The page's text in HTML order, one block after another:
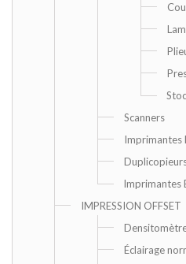
Scanners
Imprimantes
Imprimantes
IMPRESSION OFFSET
Éclairage